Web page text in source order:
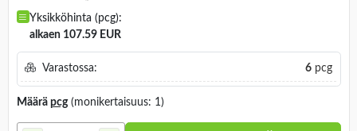
Yksikköhinta (pcg):
alkaen 107.59 EUR
Varastossa: 6pcg
Määrä pcg(monikertaisuus: 1)